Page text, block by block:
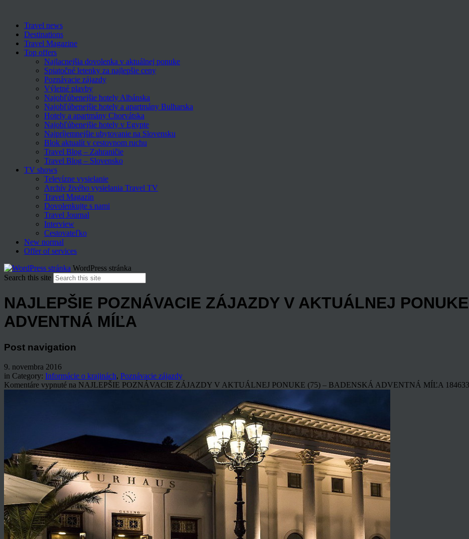
Travel news
Destinations
Travel Magazine
Top offers
Najlacnejšia dovolenka v aktuálnej ponuke
Spiatočné letenky za najlepšie ceny
Poznávacie zájazdy
Výletné plavby
Najobľúbenejšie hotely Albánska
Najobľúbenejšie hotely a apartmány Bulharska
Hotely a apartmány Chorvátska
Najobľúbenejšie hotely v Egypte
Najpríjemnejšie ubytovanie na Slovensku
Blok aktualít v cestovnom ruchu
Travel Blog – Zahraničie
Travel Blog – Slovensko
TV shows
Televízne vysielanie
Archív živého vysielania Travel TV
Travel Magazín
Dovolenkujte s nami
Travel Journal
Interview
Cestovateľko
New normal
Offer of services
WordPress stránka
Search this site
NAJLEPŠIE POZNÁVACIE ZÁJAZDY V AKTUÁLNEJ
ADVENTNÁ MÍĽA
Post navigation
9. novembra 2016
in Category: Informácie o krajinách, Poznávacie zájazdy
Komentáre vypnuté na NAJLEPŠIE POZNÁVACIE ZÁJAZDY V AKTUÁLNEJ PONUKE (75) – BADENSKÁ ADVENTNÁ MÍĽA